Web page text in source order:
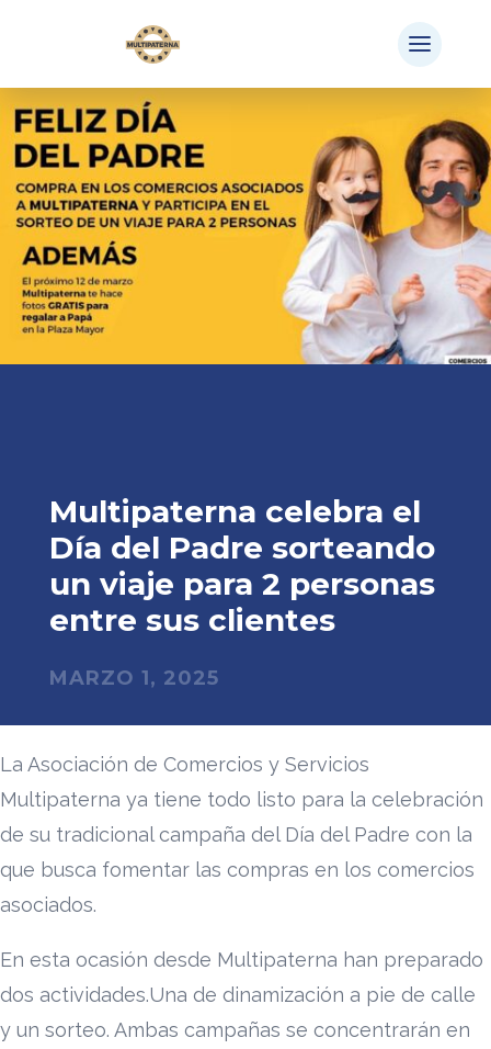
Multipaterna celebra el
Día del Padre sorteando
un viaje para 2 personas
entre sus clientes
MARZO 1, 2025
La Asociación de Comercios y Servicios
Multipaterna ya tiene todo listo para la celebración
de su tradicional campaña del Día del Padre con la
que busca fomentar las compras en los comercios
asociados.
En esta ocasión desde Multipaterna han preparado
dos actividades.Una de dinamización a pie de calle
y un sorteo. Ambas campañas se concentrarán en